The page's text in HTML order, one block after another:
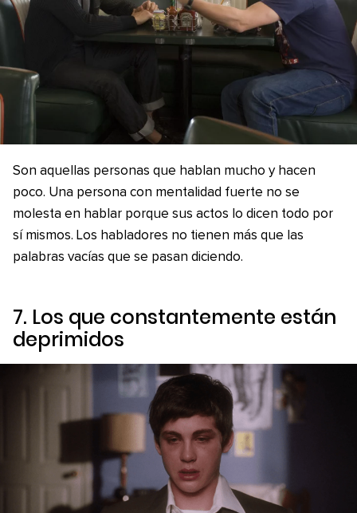
Son aquellas personas que hablan mucho y hacen
poco. Una persona con mentalidad fuerte no se
molesta en hablar porque sus actos lo dicen todo por
sí mismos. Los habladores no tienen más que las
palabras vacías que se pasan diciendo.
7. Los que constantemente están
deprimidos